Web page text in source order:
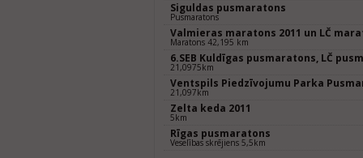
Siguldas pusmaratons
Pusmaratons
Valmieras maratons 2011 un LČ
Maratons 42,195 km
6.SEB Kuldīgas pusmaratons, LČ
21,0975km
Ventspils Piedzīvojumu Parka
21,097km
Zelta keda 2011
5km
Rīgas pusmaratons
Veselības skrējiens 5,5km